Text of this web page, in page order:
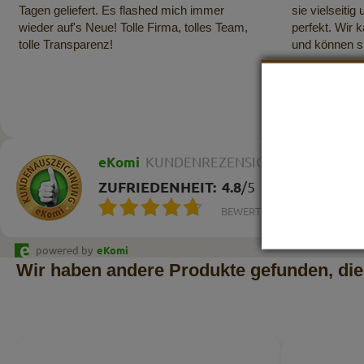
Tagen geliefert. Es flashed mich immer
wieder auf's Neue! Tolle Firma, tolles Team,
tolle Transparenz!
sie vielseitig
perfekt. Wir
und können
eKomi KUNDENREZENSIONEN
ZUFRIEDENHEIT: 4.8/5
BEWERTUNGEN
powered by eKomi
Wir haben andere Produkte gefunden,